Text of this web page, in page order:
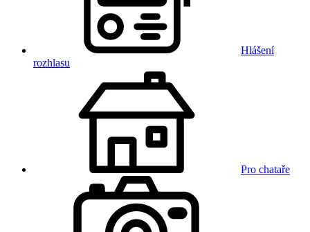
Hlášení
rozhlasu
Pro chataře